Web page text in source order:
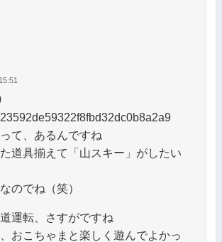
て、あるんですね
道具揃えて「山スキー」がしたい
のでね（笑）
運転、さすがですね
おこちゃまと楽しく遊んでよかっ